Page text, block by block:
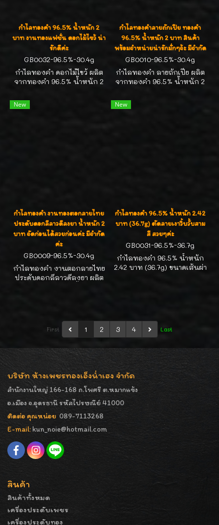
กำไลทองคำ 96.5% น้ำหนัก 2
บาท งานทองแฟชั่น ดอกไม้ไขว้ น่า
รักดีค่ะ
GB0032-96.5%-30.4g
กำไลทองคำ ดอกไม้ไขว้ ผลิต
จากทองคำ 96.5% น้ำหนัก 2
สำหรับรอบข้อมือ 15.5-16.cm ,
วงใน 5.2cm สินค้าพร้อม
กำไลทองคำลายถักเปีย ทองคำ
96.5% น้ำหนัก 2 บาท สินค้า
พร้อมจำหน่ายน่ารักมั่กๆจ้ะ มีจำกัด
GB0010-96.5%-30.4g
กำไลทองคำ ลายถักเปีย ผลิต
จากทองคำ 96.5% น้ำหนัก 2
สำหรับรอบข้อมือ 16-16.5cm ,
วงใน 5.5cm สินค้าพร้อม
New
กำไลทองคำ งานทองตอกลายไทย
ประดับดอกลีลาวดีลงยา น้ำหนัก 2
บาท จัดก่อนได้สวยก่อนค่ะ มีจำกัด
ค่ะ
GB0009-96.5%-30.4g
กำไลทองคำ งานตอกลายไทย
ประดับดอกลีลาวดีลงยา ผลิต
New
กำไลทองคำ 96.5% น้ำหนัก 2.42
บาท (36.7g) ตัดลายเงาวิ้บวั้บสาม
สี สวยๆค่ะ
GB0031-96.5%-36.7g
กำไลทองคำ 96.5% น้ำหนัก
2.42 บาท (36.7g) ขนาดเส้นผ่า
First 1 2 3 4 Last
บริษัท ห้างเพชรทองเอ็งน่ำเฮง จำกัด
สำนักงานใหญ่ 166-168 ถ.โพศรี ต.หมากแข้ง
อ.เมือง จ.อุดรธานี รหัสไปรษณีย์ 41000
ติดต่อ คุณหน่อย 089-7113268
E-mail: kun_noie@hotmail.com
สินค้า
สินค้าทั้งหมด
เครื่องประดับเพชร
เครื่องประดับทอง